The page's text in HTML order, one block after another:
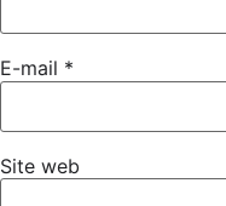
E-mail *
Site web